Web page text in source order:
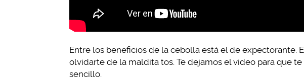
Entre los beneficios de la cebolla está el de expectorante.
olvidarte de la maldita tos. Te dejamos el video para que
sencillo.